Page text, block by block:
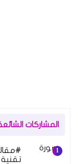
المشاركات
تقنية